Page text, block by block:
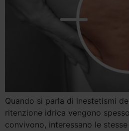
Quando si parla di inestetismi
ritenzione idrica vengono
convivono, interessano le